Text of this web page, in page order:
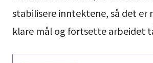
stabilisere inntektene, så det er
klare mål og fortsette arbeidet